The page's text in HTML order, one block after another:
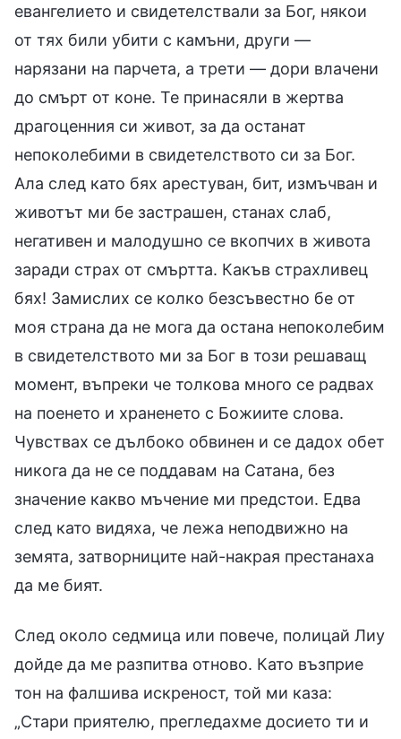
евангелието и свидетелствали за Бог, някои
от тях били убити с камъни, други —
нарязани на парчета, а трети — дори влачени
до смърт от коне. Те принасяли в жертва
драгоценния си живот, за да останат
непоколебими в свидетелството си за Бог.
Ала след като бях арестуван, бит, измъчван и
животът ми бе застрашен, станах слаб,
негативен и малодушно се вкопчих в живота
заради страх от смъртта. Какъв страхливец
бях! Замислих се колко безсъвестно бе от
моя страна да не мога да остана непоколебим
в свидетелството ми за Бог в този решаващ
момент, въпреки че толкова много се радвах
на поенето и храненето с Божиите слова.
Чувствах се дълбоко обвинен и се дадох обет
никога да не се поддавам на Сатана, без
значение какво мъчение ми предстои. Едва
след като видяха, че лежа неподвижно на
земята, затворниците най-накрая престанаха
да ме бият.
След около седмица или повече, полицай Лиу
дойде да ме разпитва отново. Като възприе
тон на фалшива искреност, той ми каза:
„Стари приятелю, прегледахме досието ти и